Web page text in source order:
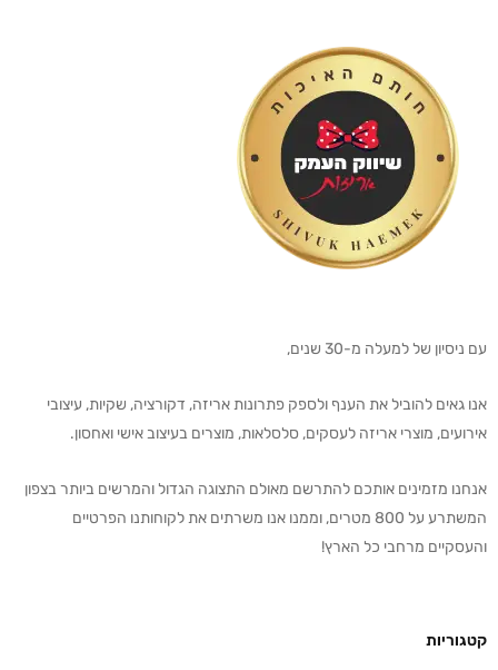
עם ניסיון של למעלה מ-30 שנים,
אנו גאים להוביל את הענף ולספק פתרונות אריזה, דקורציה, שקיות, עיצובי
אירועים, מוצרי אריזה לעסקים, סלסלאות, מוצרים בעיצוב אישי ואחסון.
אנחנו מזמינים אותכם להתרשם מאולם התצוגה הגדול והמרשים ביותר בצפון
המשתרע על 800 מטרים, וממנו אנו משרתים את לקוחותנו הפרטיים
והעסקיים מרחבי כל הארץ!
קטגוריות